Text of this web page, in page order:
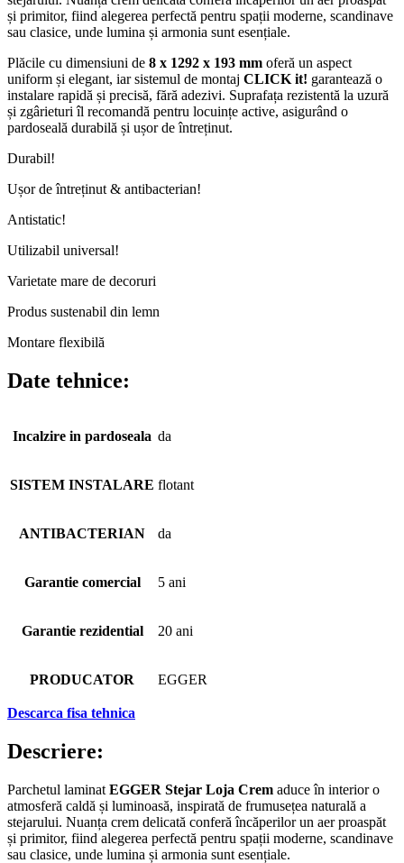
și primitor, fiind alegerea perfectă pentru spații moderne, scandinave
sau clasice, unde lumina și armonia sunt esențiale.
Plăcile cu dimensiuni de 8 x 1292 x 193 mm oferă un aspect
uniform și elegant, iar sistemul de montaj CLICK it! garantează o
instalare rapidă și precisă, fără adezivi. Suprafața rezistentă la uzură
și zgârieturi îl recomandă pentru locuințe active, asigurând o
pardoseală durabilă și ușor de întreținut.
Durabil!
Ușor de întreținut & antibacterian!
Antistatic!
Utilizabil universal!
Varietate mare de decoruri
Produs sustenabil din lemn
Montare flexibilă
Date tehnice:
Incalzire in pardoseala da
SISTEM INSTALARE flotant
ANTIBACTERIAN da
Garantie comercial 5 ani
Garantie rezidential 20 ani
PRODUCATOR EGGER
Descarca fisa tehnica
Descriere:
Parchetul laminat EGGER Stejar Loja Crem aduce în interior o
atmosferă caldă și luminoasă, inspirată de frumusețea naturală a
stejarului. Nuanța crem delicată conferă încăperilor un aer proaspăt
și primitor, fiind alegerea perfectă pentru spații moderne, scandinave
sau clasice, unde lumina și armonia sunt esențiale.